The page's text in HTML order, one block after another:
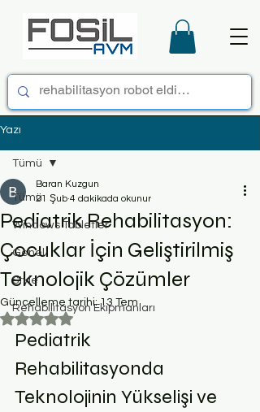
Yazı
Tümü
Windows Tabletler
Genel
Style
Rehabilitasyon Ekipmanları
Tümü
Pediatrik Rehabilitasyon:
Çocuklar İçin Geliştirilmiş
Teknolojik Çözümler
Baran Kuzgun
21 Şub 4 dakikada okunur
Güncelleme tarihi:13 Tem
5 üzerinden NaN yıldız
Pediatrik
Rehabilitasyonda
Teknolojinin Yükselişi ve